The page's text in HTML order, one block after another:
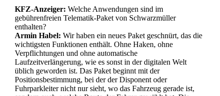
KFZ-Anzeiger: Welche Anwendungen sind im
gebührenfreien Telematik-Paket von Schwarzmüller
enthalten?
Armin Habel: Wir haben ein neues Paket geschnürt, das die
wichtigsten Funktionen enthält. Ohne Haken, ohne
Verpflichtungen und ohne automatische
Laufzeitverlängerung, wie es sonst in der digitalen Welt
üblich geworden ist. Das Paket beginnt mit der
Positionsbestimmung, bei der der Disponent oder
Fuhrparkleiter nicht nur sieht, wo das Fahrzeug gerade ist,